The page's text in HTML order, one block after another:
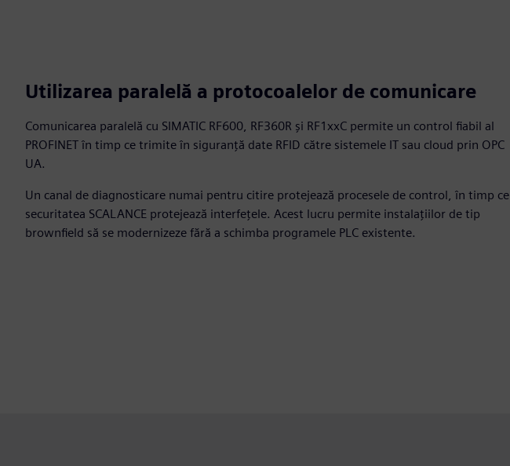
Utilizarea paralelă a protocoalelor de comunicare
Comunicarea paralelă cu SIMATIC RF600, RF360R și RF1xxC permite un control fiabil al
PROFINET în timp ce trimite în siguranță date RFID către sistemele IT sau cloud prin OPC
UA.
Un canal de diagnosticare numai pentru citire protejează procesele de control, în timp ce
securitatea SCALANCE protejează interfețele. Acest lucru permite instalațiilor de tip
brownfield să se modernizeze fără a schimba programele PLC existente.